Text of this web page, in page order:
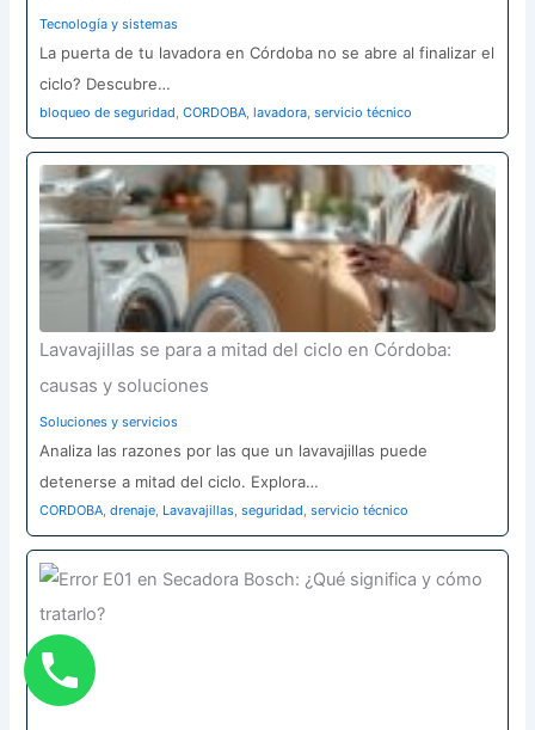
Tecnología y sistemas
La puerta de tu lavadora en Córdoba no se abre al finalizar el
ciclo? Descubre…
bloqueo de seguridad,CORDOBA,lavadora,servicio técnico
Lavavajillas se para a mitad del ciclo en Córdoba:
causas y soluciones
Soluciones y servicios
Analiza las razones por las que un lavavajillas puede
detenerse a mitad del ciclo. Explora…
CORDOBA,drenaje, Lavavajillas,seguridad,servicio técnico